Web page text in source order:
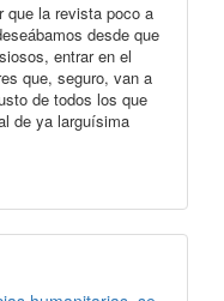
que la revista poco a
desde que
entrar en el
que, seguro, van a
de todos los que
de ya larguísima